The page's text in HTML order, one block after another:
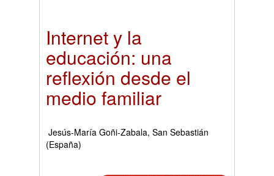
Internet y la
educación: una
reflexión desde el
medio familiar
Jesús-María Goñi-Zabala, San Sebastián
(España)